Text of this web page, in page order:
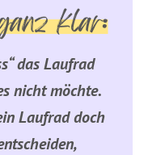
klar:
das Laufrad
nicht möchte.
Laufrad doch